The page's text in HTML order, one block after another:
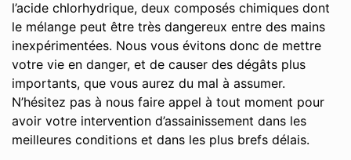
l’acide chlorhydrique, deux composés chimiques dont
le mélange peut être très dangereux entre des mains
inexpérimentées. Nous vous évitons donc de mettre
votre vie en danger, et de causer des dégâts plus
importants, que vous aurez du mal à assumer.
N’hésitez pas à nous faire appel à tout moment pour
avoir votre intervention d’assainissement dans les
meilleures conditions et dans les plus brefs délais.